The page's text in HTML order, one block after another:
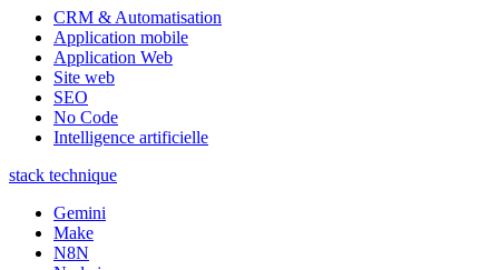
CRM & Automatisation
Application mobile
Application Web
Site web
SEO
No Code
Intelligence artificielle
stack technique
Gemini
Make
N8N